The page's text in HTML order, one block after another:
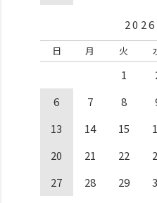
日 月 火
1
6
7 8
13
14 15
20
21 22
27
28 29